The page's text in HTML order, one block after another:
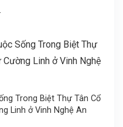
Trong Biệt Thự Tân Cổ
Linh ở Vinh Nghệ An